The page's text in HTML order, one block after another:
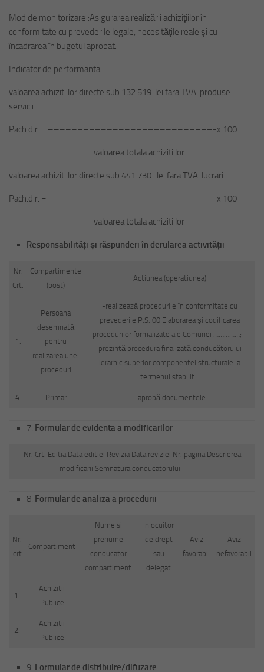
Mod de monitorizare :Asigurarea realizării achiziţiilor în
conformitate cu prevederile legale, necesităţile reale şi cu
încadrarea în bugetul aprobat.
Indicator de performanta:
valoarea achizitiilor directe sub 132.519 lei fara TVA produse
servicii
Pach.dir. = ––––––––––––––––––––––––––––-x 100
valoarea totala achizitiilor
valoarea achizitiilor directe sub 441.730 lei fara TVA lucrari
Pach.dir. = ––––––––––––––––––––––––––––-x 100
valoarea totala achizitiilor
Responsabilități și răspunderi în derularea activității
Nr.
Crt.
Compartimente
(post)
Actiunea (operatiunea)
1.
Persoana
desemnată
pentru
realizarea unei
proceduri
-realizează procedurile în conformitate cu
prevederile P.S. 00 Elaborarea și codificarea
procedurilor formalizate ale Comunei ……………; -
prezintă procedura finalizată conducătorului
ierarhic superior componentei structurale la
termenul stabilit.
4. Primar -aprobă documentele
7. Formular de evidenta a modificarilor
Nr. Crt. Editia Data editiei Revizia Data reviziei Nr. pagina Descrierea
modificarii Semnatura conducatorului
8. Formular de analiza a procedurii
Nr.
crt
Compartiment
Nume si
prenume
conducator
compartiment
Inlocuitor
de drept
sau
delegat
Aviz
favorabil
Aviz
nefavorabil
1.
Achizitii
Publice
2.
Achizitii
Publice
9. Formular de distribuire/difuzare